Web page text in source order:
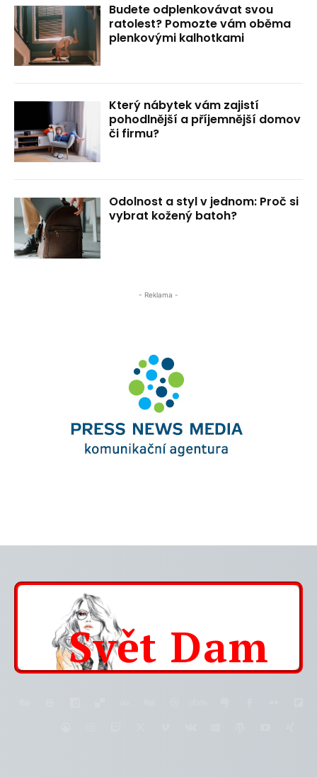
Budete odplenkovávat svou
ratolest? Pomozte vám oběma
plenkovými kalhotkami
Který nábytek vám zajistí
pohodlnější a příjemnější domov
či firmu?
Odolnost a styl v jednom: Proč si
vybrat kožený batoh?
- Reklama -
Svět Dam